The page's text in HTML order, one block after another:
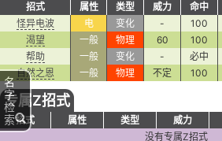
名
字
检
索
招式 属性 类型 威力 命中
怪异电波
电 变化 - 100
渴望
一般 物理 60 100
帮助
一般 变化 - 必中
自然之恩
一般 物理 不定 100
专属Z招式
招式 属性 类型 威力
没有专属Z招式